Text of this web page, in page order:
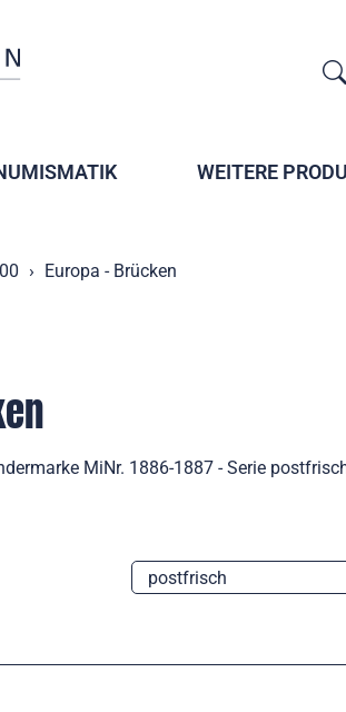
WEITERE
Europa - Brücken
MiNr. 1886-1887 - Serie